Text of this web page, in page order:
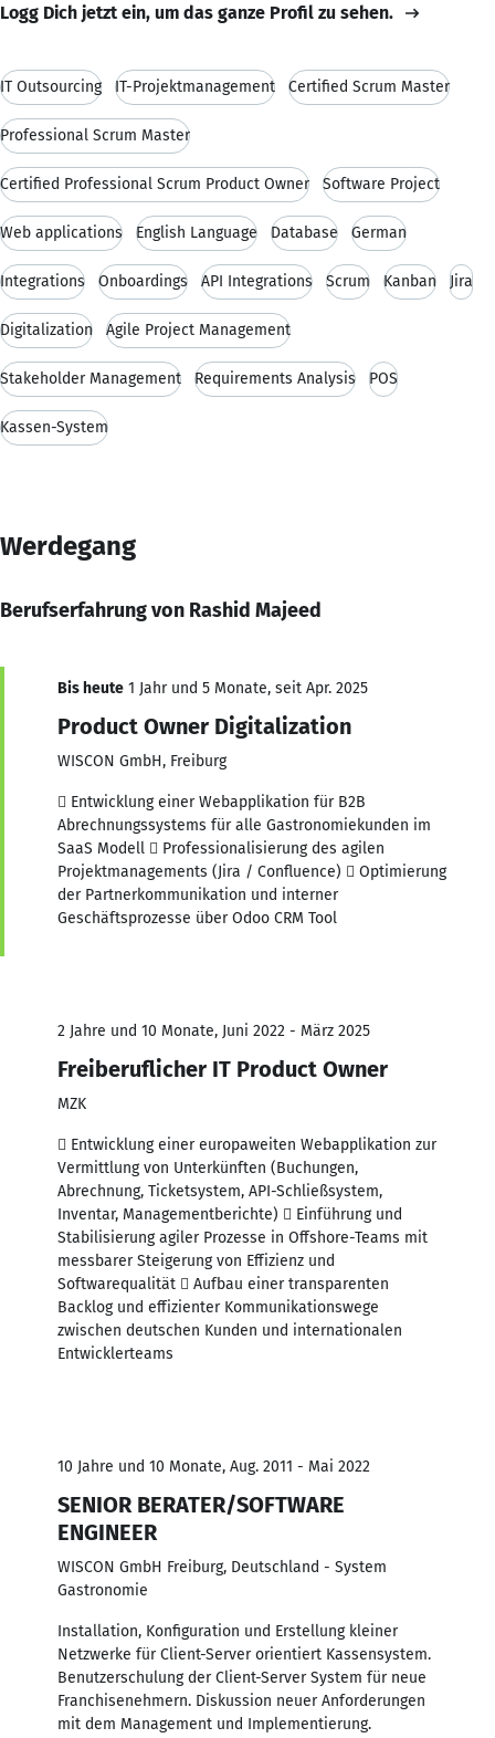
Logg Dich jetzt ein, um das ganze Profil zu sehen.
IT Outsourcing IT-Projektmanagement Certified Scrum Master
Professional Scrum Master
Certified Professional Scrum Product Owner Software Project
Web applications English Language Database German
Integrations Onboardings API Integrations Scrum Kanban Jira
Digitalization Agile Project Management
Stakeholder Management Requirements Analysis POS
Kassen-System
Werdegang
Berufserfahrung von Rashid Majeed
Bis heute 1 Jahr und 5 Monate, seit Apr. 2025
Product Owner Digitalization
WISCON GmbH, Freiburg
 Entwicklung einer Webapplikation für B2B
Abrechnungssystems für alle Gastronomiekunden im
SaaS Modell  Professionalisierung des agilen
Projektmanagements (Jira / Confluence)  Optimierung
der Partnerkommunikation und interner
Geschäftsprozesse über Odoo CRM Tool
2 Jahre und 10 Monate, Juni 2022 - März 2025
Freiberuflicher IT Product Owner
MZK
 Entwicklung einer europaweiten Webapplikation zur
Vermittlung von Unterkünften (Buchungen,
Abrechnung, Ticketsystem, API-Schließsystem,
Inventar, Managementberichte)  Einführung und
Stabilisierung agiler Prozesse in Offshore-Teams mit
messbarer Steigerung von Effizienz und
Softwarequalität  Aufbau einer transparenten
Backlog und effizienter Kommunikationswege
zwischen deutschen Kunden und internationalen
Entwicklerteams
10 Jahre und 10 Monate, Aug. 2011 - Mai 2022
SENIOR BERATER/SOFTWARE
ENGINEER
WISCON GmbH Freiburg, Deutschland - System
Gastronomie
Installation, Konfiguration und Erstellung kleiner
Netzwerke für Client-Server orientiert Kassensystem.
Benutzerschulung der Client-Server System für neue
Franchisenehmern. Diskussion neuer Anforderungen
mit dem Management und Implementierung.